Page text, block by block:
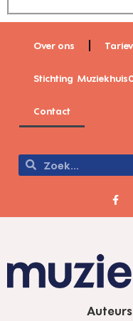
Over ons
Stichting
Contact